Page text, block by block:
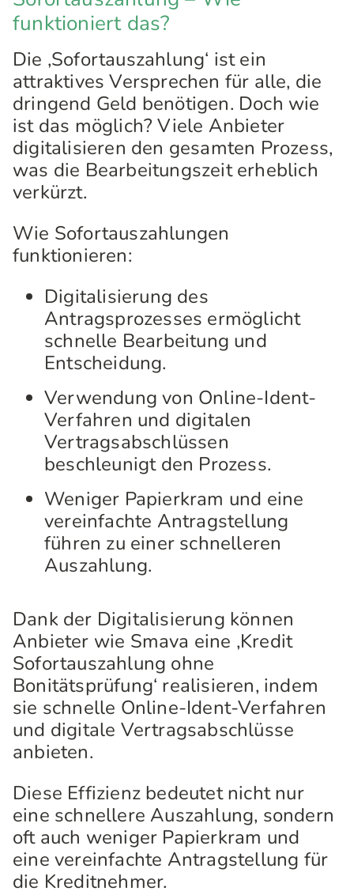
funktioniert das?
Die ‚Sofortauszahlung‘ ist ein
attraktives Versprechen für alle, die
dringend Geld benötigen. Doch wie
ist das möglich? Viele Anbieter
digitalisieren den gesamten Prozess,
was die Bearbeitungszeit erheblich
verkürzt.
Wie Sofortauszahlungen
funktionieren:
Digitalisierung des
Antragsprozesses ermöglicht
schnelle Bearbeitung und
Entscheidung.
Verwendung von Online-Ident-
Verfahren und digitalen
Vertragsabschlüssen
beschleunigt den Prozess.
Weniger Papierkram und eine
vereinfachte Antragstellung
führen zu einer schnelleren
Auszahlung.
Dank der Digitalisierung können
Anbieter wie Smava eine ‚Kredit
Sofortauszahlung ohne
Bonitätsprüfung‘ realisieren, indem
sie schnelle Online-Ident-Verfahren
und digitale Vertragsabschlüsse
anbieten.
Diese Effizienz bedeutet nicht nur
eine schnellere Auszahlung, sondern
oft auch weniger Papierkram und
eine vereinfachte Antragstellung für
die Kreditnehmer.